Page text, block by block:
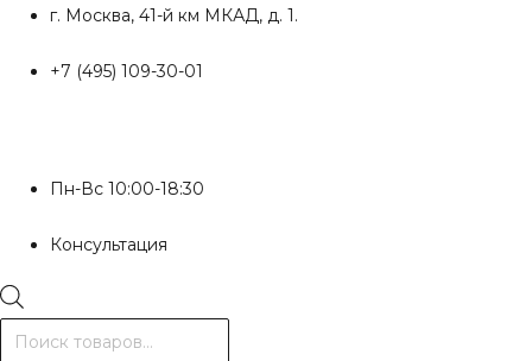
Перейти
содержимому
г. Москва, 41-й км МКАД, д. 1.
+7 (495) 109-30-01
Пн-Вс 10:00-18:30
Консультация
Поиск